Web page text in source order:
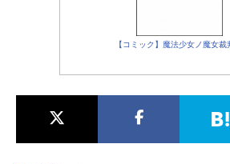
【コミック】魔法少女ノ魔女裁